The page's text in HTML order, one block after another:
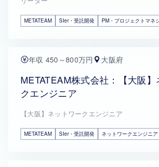
METATEAM SIer・受託開発 PM・プロジェクトマネ
年収 450～800万円 大阪府
METATEAM株式会社：【大阪
クエンジニア
【大阪】ネットワークエンジニア
METATEAM SIer・受託開発 ネットワークエンジニア